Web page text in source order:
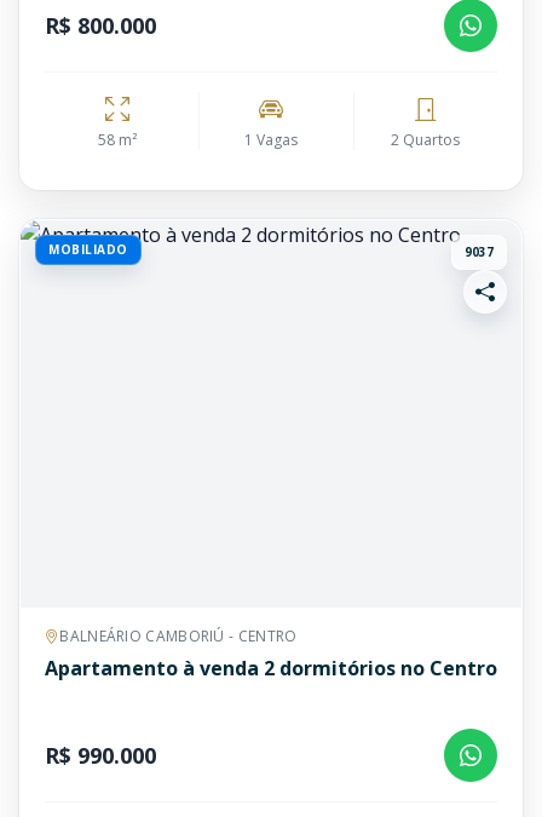
R$ 800.000
58 m² 1 Vagas 2 Quartos
MOBILIADO 9037
BALNEÁRIO CAMBORIÚ - CENTRO
Apartamento à venda 2 dormitórios no Centro
R$ 990.000